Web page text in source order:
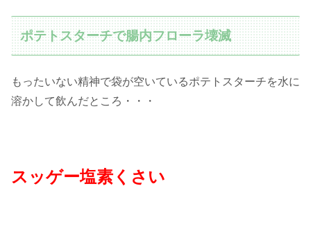
ポテトスターチで腸内フローラ壊滅
もったいない精神で袋が空いているポテトスターチを水に
溶かして飲んだところ・・・
スッゲー塩素くさい